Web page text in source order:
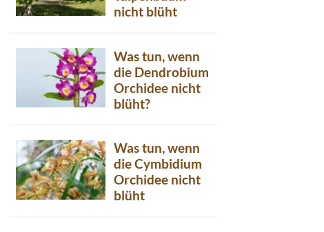
nicht blüht
Was tun, wenn
die Dendrobium
Orchidee nicht
blüht?
Was tun, wenn
die Cymbidium
Orchidee nicht
blüht